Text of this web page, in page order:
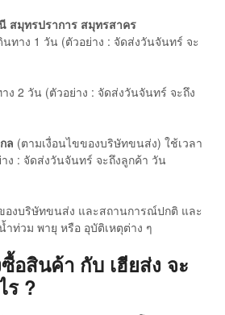
สมุทรปราการ สมุทรสาคร
นทาง 1 วัน (ตัวอย่าง : จัดส่งวันจันทร์ จะ
ง 2 วัน (ตัวอย่าง : จัดส่งวันจันทร์ จะถึง
ล (ตามเงื่อนไขของบริษัทขนส่ง) ใช้เวลา
ง : จัดส่งวันจันทร์ จะถึงลูกค้า วัน
องบริษัทขนส่ง และสถานการณ์ปกติ และ
ท่วม พายุ หรือ อุบัติเหตุต่าง ๆ
อสินค้า กับ เฮียส่ง จะ
ร ?